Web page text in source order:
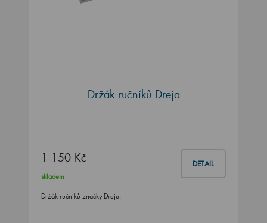
Držák ručníků Dreja
1 150 Kč DETAIL
skladem
Držák ručníků značky Dreja.